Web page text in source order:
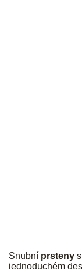
Snubní prsteny
jednoduchém